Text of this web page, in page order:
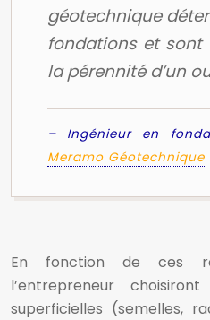
géotechnique
fondations et
la pérennité d’un
– Ingénieur en
Meramo Géotechnique
En fonction de ces
l’entrepreneur
superficielles (semelles,